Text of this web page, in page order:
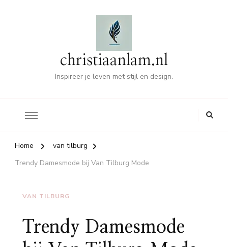
christiaanlam.nl
Inspireer je leven met stijl en design.
Home
van tilburg
Trendy Damesmode bij Van Tilburg Mode
VAN TILBURG
Trendy Damesmode